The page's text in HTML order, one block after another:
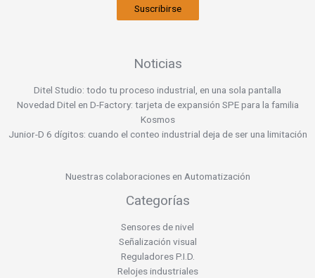
Suscribirse
Noticias
Ditel Studio: todo tu proceso industrial, en una sola pantalla
Novedad Ditel en D-Factory: tarjeta de expansión SPE para la familia
Kosmos
Junior-D 6 dígitos: cuando el conteo industrial deja de ser una limitación
Nuestras colaboraciones en Automatización
Categorías
Sensores de nivel
Señalización visual
Reguladores P.I.D.
Relojes industriales